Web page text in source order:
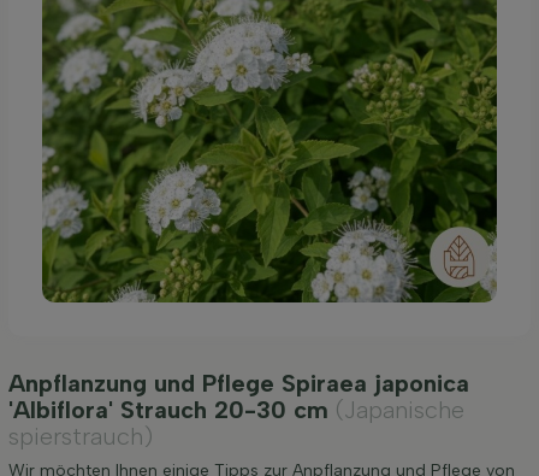
Anpflanzung und Pflege Spiraea japonica
'Albiflora' Strauch 20-30 cm (Japanische
spierstrauch)
Wir möchten Ihnen einige Tipps zur Anpflanzung und Pflege von